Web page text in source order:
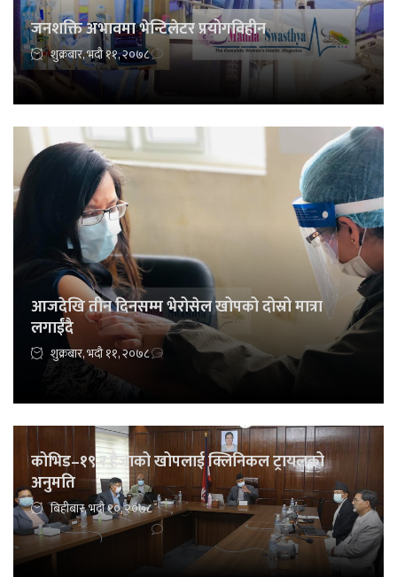
जनशक्ति अभावमा भेन्टिलेटर प्रयोगविहीन
शुक्रबार, भदौ ११, २०७८
आजदेखि तीन दिनसम्म भेरोसेल खोपको दोस्रो मात्रा
लगाईंदै
शुक्रबार, भदौ ११, २०७८
कोभिड–१९ र हैजाको खोपलाई क्लिनिकल ट्रायलको
अनुमति
बिहीबार, भदौ १०, २०७८